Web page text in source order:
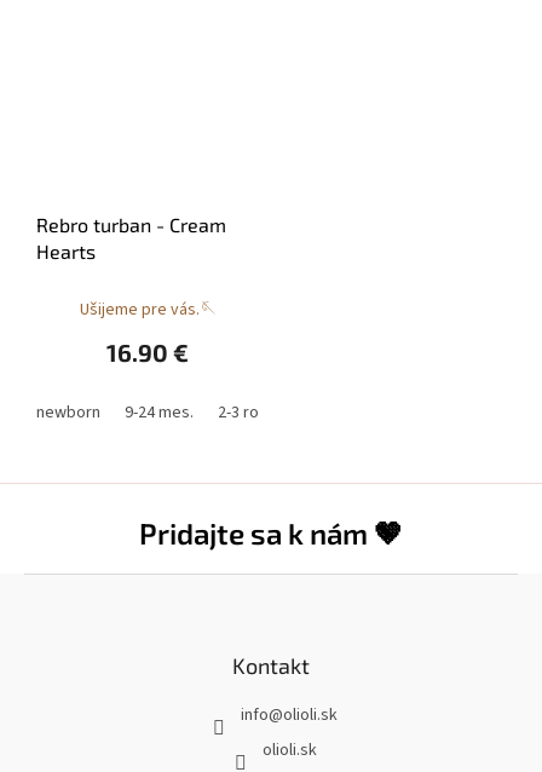
Rebro turban - Cream
Hearts
Ušijeme pre vás.🪡
16.90 €
newborn 9-24 mes. 2-3 roky
Pridajte sa k nám 🤎
Kontakt
info@olioli.sk
olioli.sk